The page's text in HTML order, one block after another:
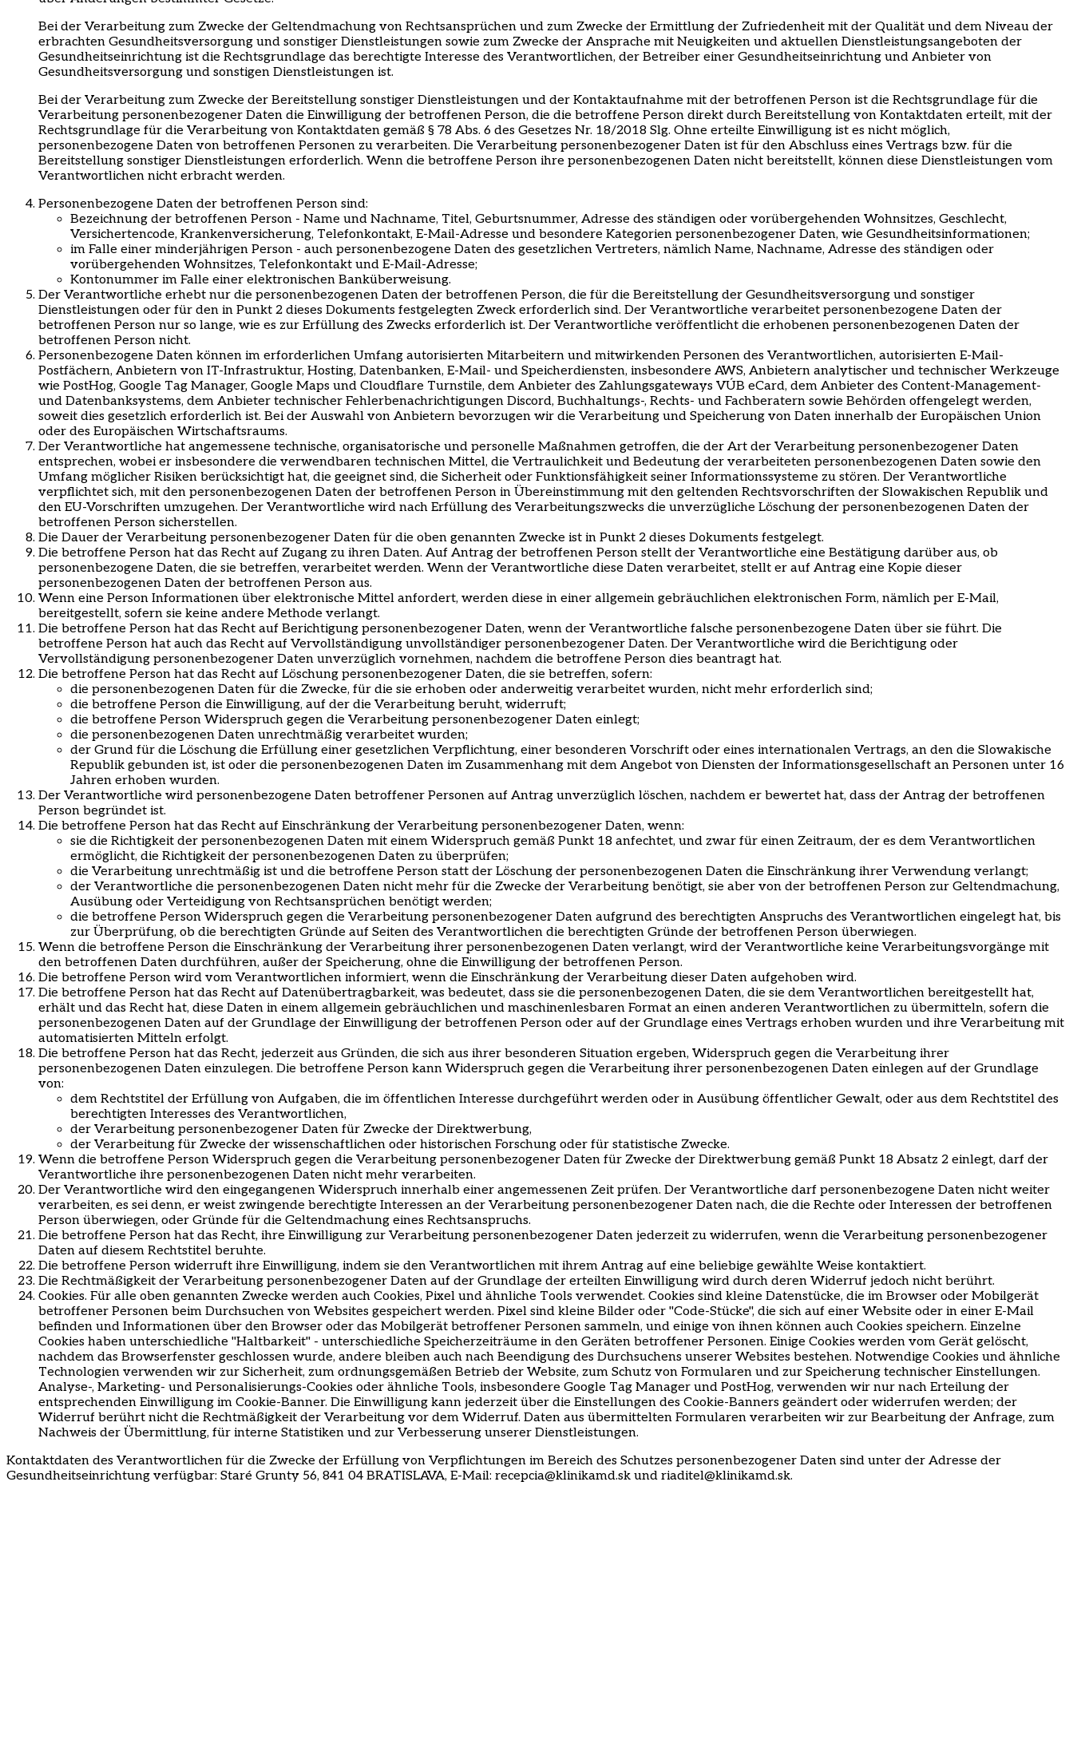
Bei der Verarbeitung zum Zwecke der Geltendmachung von Rechtsansprüchen und zum Zwecke der Ermittlung der Zufriedenheit mit der Qualität und dem Niveau der
erbrachten Gesundheitsversorgung und sonstiger Dienstleistungen sowie zum Zwecke der Ansprache mit Neuigkeiten und aktuellen Dienstleistungsangeboten der
Gesundheitseinrichtung ist die Rechtsgrundlage das berechtigte Interesse des Verantwortlichen, der Betreiber einer Gesundheitseinrichtung und Anbieter von
Gesundheitsversorgung und sonstigen Dienstleistungen ist.
Bei der Verarbeitung zum Zwecke der Bereitstellung sonstiger Dienstleistungen und der Kontaktaufnahme mit der betroffenen Person ist die Rechtsgrundlage für die
Verarbeitung personenbezogener Daten die Einwilligung der betroffenen Person, die die betroffene Person direkt durch Bereitstellung von Kontaktdaten erteilt, mit der
Rechtsgrundlage für die Verarbeitung von Kontaktdaten gemäß § 78 Abs. 6 des Gesetzes Nr. 18/2018 Slg. Ohne erteilte Einwilligung ist es nicht möglich,
personenbezogene Daten von betroffenen Personen zu verarbeiten. Die Verarbeitung personenbezogener Daten ist für den Abschluss eines Vertrags bzw. für die
Bereitstellung sonstiger Dienstleistungen erforderlich. Wenn die betroffene Person ihre personenbezogenen Daten nicht bereitstellt, können diese Dienstleistungen vom
Verantwortlichen nicht erbracht werden.
Personenbezogene Daten der betroffenen Person sind:
Bezeichnung der betroffenen Person - Name und Nachname, Titel, Geburtsnummer, Adresse des ständigen oder vorübergehenden Wohnsitzes, Geschlecht,
Versichertencode, Krankenversicherung, Telefonkontakt, E-Mail-Adresse und besondere Kategorien personenbezogener Daten, wie Gesundheitsinformationen;
im Falle einer minderjährigen Person - auch personenbezogene Daten des gesetzlichen Vertreters, nämlich Name, Nachname, Adresse des ständigen oder
vorübergehenden Wohnsitzes, Telefonkontakt und E-Mail-Adresse;
Kontonummer im Falle einer elektronischen Banküberweisung.
Der Verantwortliche erhebt nur die personenbezogenen Daten der betroffenen Person, die für die Bereitstellung der Gesundheitsversorgung und sonstiger
Dienstleistungen oder für den in Punkt 2 dieses Dokuments festgelegten Zweck erforderlich sind. Der Verantwortliche verarbeitet personenbezogene Daten der
betroffenen Person nur so lange, wie es zur Erfüllung des Zwecks erforderlich ist. Der Verantwortliche veröffentlicht die erhobenen personenbezogenen Daten der
betroffenen Person nicht.
Personenbezogene Daten können im erforderlichen Umfang autorisierten Mitarbeitern und mitwirkenden Personen des Verantwortlichen, autorisierten E-Mail-
Postfächern, Anbietern von IT-Infrastruktur, Hosting, Datenbanken, E-Mail- und Speicherdiensten, insbesondere AWS, Anbietern analytischer und technischer Werkzeuge
wie PostHog, Google Tag Manager, Google Maps und Cloudflare Turnstile, dem Anbieter des Zahlungsgateways VÚB eCard, dem Anbieter des Content-Management-
und Datenbanksystems, dem Anbieter technischer Fehlerbenachrichtigungen Discord, Buchhaltungs-, Rechts- und Fachberatern sowie Behörden offengelegt werden,
soweit dies gesetzlich erforderlich ist. Bei der Auswahl von Anbietern bevorzugen wir die Verarbeitung und Speicherung von Daten innerhalb der Europäischen Union
oder des Europäischen Wirtschaftsraums.
Der Verantwortliche hat angemessene technische, organisatorische und personelle Maßnahmen getroffen, die der Art der Verarbeitung personenbezogener Daten
entsprechen, wobei er insbesondere die verwendbaren technischen Mittel, die Vertraulichkeit und Bedeutung der verarbeiteten personenbezogenen Daten sowie den
Umfang möglicher Risiken berücksichtigt hat, die geeignet sind, die Sicherheit oder Funktionsfähigkeit seiner Informationssysteme zu stören. Der Verantwortliche
verpflichtet sich, mit den personenbezogenen Daten der betroffenen Person in Übereinstimmung mit den geltenden Rechtsvorschriften der Slowakischen Republik und
den EU-Vorschriften umzugehen. Der Verantwortliche wird nach Erfüllung des Verarbeitungszwecks die unverzügliche Löschung der personenbezogenen Daten der
betroffenen Person sicherstellen.
Die Dauer der Verarbeitung personenbezogener Daten für die oben genannten Zwecke ist in Punkt 2 dieses Dokuments festgelegt.
Die betroffene Person hat das Recht auf Zugang zu ihren Daten. Auf Antrag der betroffenen Person stellt der Verantwortliche eine Bestätigung darüber aus, ob
personenbezogene Daten, die sie betreffen, verarbeitet werden. Wenn der Verantwortliche diese Daten verarbeitet, stellt er auf Antrag eine Kopie dieser
personenbezogenen Daten der betroffenen Person aus.
Wenn eine Person Informationen über elektronische Mittel anfordert, werden diese in einer allgemein gebräuchlichen elektronischen Form, nämlich per E-Mail,
bereitgestellt, sofern sie keine andere Methode verlangt.
Die betroffene Person hat das Recht auf Berichtigung personenbezogener Daten, wenn der Verantwortliche falsche personenbezogene Daten über sie führt. Die
betroffene Person hat auch das Recht auf Vervollständigung unvollständiger personenbezogener Daten. Der Verantwortliche wird die Berichtigung oder
Vervollständigung personenbezogener Daten unverzüglich vornehmen, nachdem die betroffene Person dies beantragt hat.
Die betroffene Person hat das Recht auf Löschung personenbezogener Daten, die sie betreffen, sofern:
die personenbezogenen Daten für die Zwecke, für die sie erhoben oder anderweitig verarbeitet wurden, nicht mehr erforderlich sind;
die betroffene Person die Einwilligung, auf der die Verarbeitung beruht, widerruft;
die betroffene Person Widerspruch gegen die Verarbeitung personenbezogener Daten einlegt;
die personenbezogenen Daten unrechtmäßig verarbeitet wurden;
der Grund für die Löschung die Erfüllung einer gesetzlichen Verpflichtung, einer besonderen Vorschrift oder eines internationalen Vertrags, an den die Slowakische
Republik gebunden ist, ist oder die personenbezogenen Daten im Zusammenhang mit dem Angebot von Diensten der Informationsgesellschaft an Personen unter 16
Jahren erhoben wurden.
Der Verantwortliche wird personenbezogene Daten betroffener Personen auf Antrag unverzüglich löschen, nachdem er bewertet hat, dass der Antrag der betroffenen
Person begründet ist.
Die betroffene Person hat das Recht auf Einschränkung der Verarbeitung personenbezogener Daten, wenn:
sie die Richtigkeit der personenbezogenen Daten mit einem Widerspruch gemäß Punkt 18 anfechtet, und zwar für einen Zeitraum, der es dem Verantwortlichen
ermöglicht, die Richtigkeit der personenbezogenen Daten zu überprüfen;
die Verarbeitung unrechtmäßig ist und die betroffene Person statt der Löschung der personenbezogenen Daten die Einschränkung ihrer Verwendung verlangt;
der Verantwortliche die personenbezogenen Daten nicht mehr für die Zwecke der Verarbeitung benötigt, sie aber von der betroffenen Person zur Geltendmachung,
Ausübung oder Verteidigung von Rechtsansprüchen benötigt werden;
die betroffene Person Widerspruch gegen die Verarbeitung personenbezogener Daten aufgrund des berechtigten Anspruchs des Verantwortlichen eingelegt hat, bis
zur Überprüfung, ob die berechtigten Gründe auf Seiten des Verantwortlichen die berechtigten Gründe der betroffenen Person überwiegen.
Wenn die betroffene Person die Einschränkung der Verarbeitung ihrer personenbezogenen Daten verlangt, wird der Verantwortliche keine Verarbeitungsvorgänge mit
den betroffenen Daten durchführen, außer der Speicherung, ohne die Einwilligung der betroffenen Person.
Die betroffene Person wird vom Verantwortlichen informiert, wenn die Einschränkung der Verarbeitung dieser Daten aufgehoben wird.
Die betroffene Person hat das Recht auf Datenübertragbarkeit, was bedeutet, dass sie die personenbezogenen Daten, die sie dem Verantwortlichen bereitgestellt hat,
erhält und das Recht hat, diese Daten in einem allgemein gebräuchlichen und maschinenlesbaren Format an einen anderen Verantwortlichen zu übermitteln, sofern die
personenbezogenen Daten auf der Grundlage der Einwilligung der betroffenen Person oder auf der Grundlage eines Vertrags erhoben wurden und ihre Verarbeitung mit
automatisierten Mitteln erfolgt.
Die betroffene Person hat das Recht, jederzeit aus Gründen, die sich aus ihrer besonderen Situation ergeben, Widerspruch gegen die Verarbeitung ihrer
personenbezogenen Daten einzulegen. Die betroffene Person kann Widerspruch gegen die Verarbeitung ihrer personenbezogenen Daten einlegen auf der Grundlage
von:
dem Rechtstitel der Erfüllung von Aufgaben, die im öffentlichen Interesse durchgeführt werden oder in Ausübung öffentlicher Gewalt, oder aus dem Rechtstitel des
berechtigten Interesses des Verantwortlichen,
der Verarbeitung personenbezogener Daten für Zwecke der Direktwerbung,
der Verarbeitung für Zwecke der wissenschaftlichen oder historischen Forschung oder für statistische Zwecke.
Wenn die betroffene Person Widerspruch gegen die Verarbeitung personenbezogener Daten für Zwecke der Direktwerbung gemäß Punkt 18 Absatz 2 einlegt, darf der
Verantwortliche ihre personenbezogenen Daten nicht mehr verarbeiten.
Der Verantwortliche wird den eingegangenen Widerspruch innerhalb einer angemessenen Zeit prüfen. Der Verantwortliche darf personenbezogene Daten nicht weiter
verarbeiten, es sei denn, er weist zwingende berechtigte Interessen an der Verarbeitung personenbezogener Daten nach, die die Rechte oder Interessen der betroffenen
Person überwiegen, oder Gründe für die Geltendmachung eines Rechtsanspruchs.
Die betroffene Person hat das Recht, ihre Einwilligung zur Verarbeitung personenbezogener Daten jederzeit zu widerrufen, wenn die Verarbeitung personenbezogener
Daten auf diesem Rechtstitel beruhte.
Die betroffene Person widerruft ihre Einwilligung, indem sie den Verantwortlichen mit ihrem Antrag auf eine beliebige gewählte Weise kontaktiert.
Die Rechtmäßigkeit der Verarbeitung personenbezogener Daten auf der Grundlage der erteilten Einwilligung wird durch deren Widerruf jedoch nicht berührt.
Cookies. Für alle oben genannten Zwecke werden auch Cookies, Pixel und ähnliche Tools verwendet. Cookies sind kleine Datenstücke, die im Browser oder Mobilgerät
betroffener Personen beim Durchsuchen von Websites gespeichert werden. Pixel sind kleine Bilder oder "Code-Stücke", die sich auf einer Website oder in einer E-Mail
befinden und Informationen über den Browser oder das Mobilgerät betroffener Personen sammeln, und einige von ihnen können auch Cookies speichern. Einzelne
Cookies haben unterschiedliche "Haltbarkeit" - unterschiedliche Speicherzeiträume in den Geräten betroffener Personen. Einige Cookies werden vom Gerät gelöscht,
nachdem das Browserfenster geschlossen wurde, andere bleiben auch nach Beendigung des Durchsuchens unserer Websites bestehen. Notwendige Cookies und ähnliche
Technologien verwenden wir zur Sicherheit, zum ordnungsgemäßen Betrieb der Website, zum Schutz von Formularen und zur Speicherung technischer Einstellungen.
Analyse-, Marketing- und Personalisierungs-Cookies oder ähnliche Tools, insbesondere Google Tag Manager und PostHog, verwenden wir nur nach Erteilung der
entsprechenden Einwilligung im Cookie-Banner. Die Einwilligung kann jederzeit über die Einstellungen des Cookie-Banners geändert oder widerrufen werden; der
Widerruf berührt nicht die Rechtmäßigkeit der Verarbeitung vor dem Widerruf. Daten aus übermittelten Formularen verarbeiten wir zur Bearbeitung der Anfrage, zum
Nachweis der Übermittlung, für interne Statistiken und zur Verbesserung unserer Dienstleistungen.
Kontaktdaten des Verantwortlichen für die Zwecke der Erfüllung von Verpflichtungen im Bereich des Schutzes personenbezogener Daten sind unter der Adresse der
Gesundheitseinrichtung verfügbar: Staré Grunty 56, 841 04 BRATISLAVA, E-Mail: recepcia@klinikamd.sk und riaditel@klinikamd.sk.